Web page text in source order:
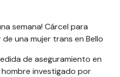
semana! Cárcel para
una mujer trans en Bello
de aseguramiento en
investigado por